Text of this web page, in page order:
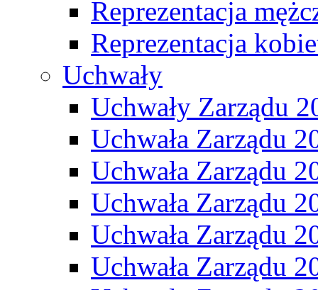
Reprezentacja
Reprezentacja
Uchwały
Uchwały Zarządu
Uchwała Zarządu
Uchwała Zarządu
Uchwała Zarządu
Uchwała Zarządu
Uchwała Zarządu